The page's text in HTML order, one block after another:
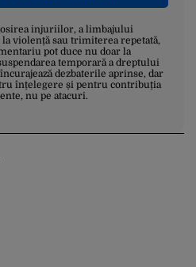
injuriilor, a limbajului
violență sau trimiterea repetată,
pot duce nu doar la
temporară a dreptului
dezbaterile aprinse, dar
înțelegere și pentru contribuția
nu pe atacuri.